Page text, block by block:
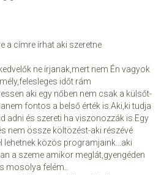
a címre írhat aki szeretne
ne írjanak,mert nem Én vagyok
időt rám
aki egy nőben nem csak a külsőt-
fontos a belső érték is.Aki,ki tudja
adni és szereti ha viszonozzák is.Egy
nem össze költözést-aki részévé
lehetnek közös programjaink...aki
a szeme amikor meglát,gyengéden
mosolya felém..